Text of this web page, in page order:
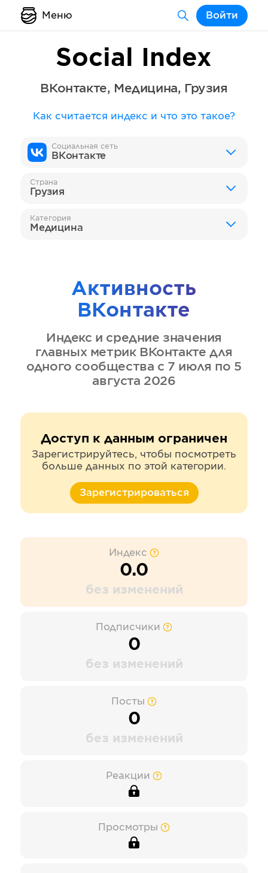
Меню Войти
Social Index
ВКонтакте, Медицина, Грузия
Как считается индекс и что это такое?
Социальная сеть
ВКонтакте
Страна
Грузия
Категория
Медицина
Активность
ВКонтакте
Индекс и средние значения
главных метрик ВКонтакте для
одного сообщества с 7 июля по 5
августа 2026
Доступ к данным ограничен
Зарегистрируйтесь, чтобы посмотреть
больше данных по этой категории.
Зарегистрироваться
Индекс
0.0
без изменений
Подписчики
0
без изменений
Посты
0
без изменений
Реакции
Просмотры